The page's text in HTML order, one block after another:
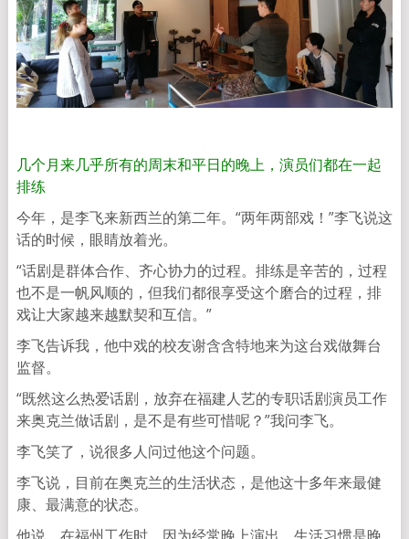
几个月来几乎所有的周末和平日的晚上，演员们都在一起
排练
今年，是李飞来新西兰的第二年。“两年两部戏！”李飞说这
话的时候，眼睛放着光。
“话剧是群体合作、齐心协力的过程。排练是辛苦的，过程
也不是一帆风顺的，但我们都很享受这个磨合的过程，排
戏让大家越来越默契和互信。”
李飞告诉我，他中戏的校友谢含含特地来为这台戏做舞台
监督。
“既然这么热爱话剧，放弃在福建人艺的专职话剧演员工作
来奥克兰做话剧，是不是有些可惜呢？”我问李飞。
李飞笑了，说很多人问过他这个问题。
李飞说，目前在奥克兰的生活状态，是他这十多年来最健
康、最满意的状态。